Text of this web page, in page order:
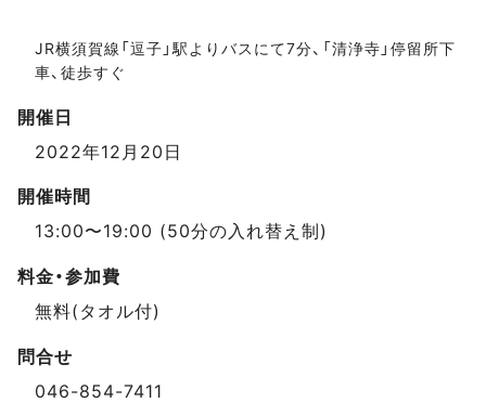
JR横須賀線「逗子」駅よりバスにて7分、「清浄寺」停留所下
車、徒歩すぐ
開催日
2022年12月20日
開催時間
13:00〜19:00 (50分の入れ替え制)
料金・参加費
無料(タオル付)
問合せ
046-854-7411